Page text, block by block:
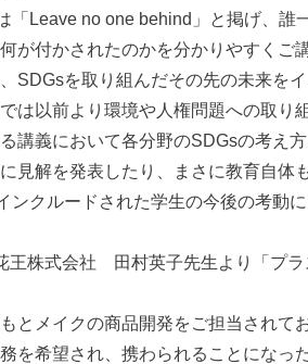
Leave no one behind」と掲げ、誰
が付かされたのかを分かりやすくご
SDGsを取り組んだその先の未来を
は以前より環境や人権問題への取り
講義において各分野のSDGsの考え
見解を発表したり、まさに教育自体
クルードされた学生の今後の考動
王株式会社 田村英子先生より「プ
とメイクの商品開発をご担当されて
を希望され、携わられることになっ